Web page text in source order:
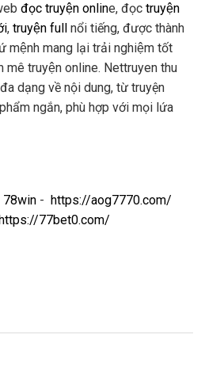
đọc truyện online, đọc truyện
, truyện full nổi tiếng, được thành
mệnh mang lại trải nghiệm tốt
truyện online. Nettruyen thu
dạng về nội dung, từ truyện
ngắn, phù hợp với mọi lứa
78win - https://aog7770.com/
77bet0.com/